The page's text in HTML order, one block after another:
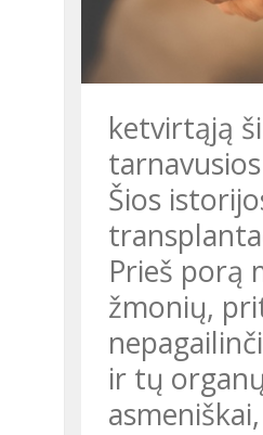
ketvirtąją
Šios
Prieš porą
žmonių,
ir tų